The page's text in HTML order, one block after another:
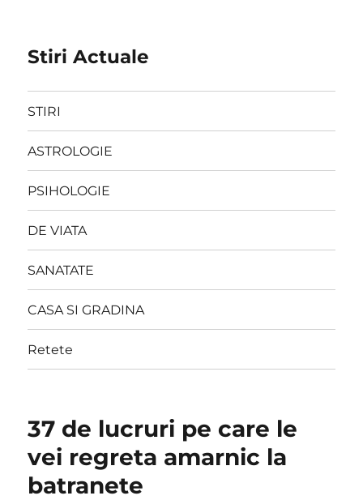
Stiri Actuale
STIRI
ASTROLOGIE
PSIHOLOGIE
DE VIATA
SANATATE
CASA SI GRADINA
Retete
37 de lucruri pe care le
vei regreta amarnic la
batranete